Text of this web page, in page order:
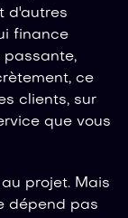
d'autres
finance
passante,
ce
clients, sur
que vous
projet. Mais
dépend pas